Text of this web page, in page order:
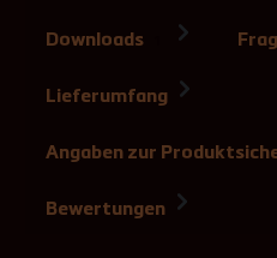
Downloads
Lieferumfang
Angaben zur
Bewertungen